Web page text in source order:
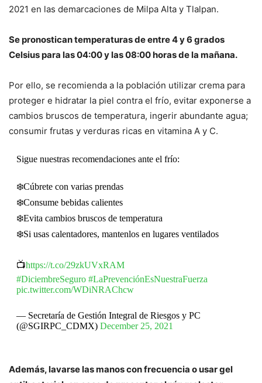
2021 en las demarcaciones de Milpa Alta y Tlalpan.
Se pronostican temperaturas de entre 4 y 6 grados
Celsius para las 04:00 y las 08:00 horas de la mañana.
Por ello, se recomienda a la población utilizar crema para
proteger e hidratar la piel contra el frío, evitar exponerse a
cambios bruscos de temperatura, ingerir abundante agua;
consumir frutas y verduras ricas en vitamina A y C.
Sigue nuestras recomendaciones ante el frío:
❄️Cúbrete con varias prendas
❄️Consume bebidas calientes
❄️Evita cambios bruscos de temperatura
❄️Si usas calentadores, mantenlos en lugares ventilados
📺https://t.co/29zkUVxRAM
#DiciembreSeguro #LaPrevenciónEsNuestraFuerza
pic.twitter.com/WDiNRAChcw
— Secretaría de Gestión Integral de Riesgos y PC
(@SGIRPC_CDMX) December 25, 2021
Además, lavarse las manos con frecuencia o usar gel